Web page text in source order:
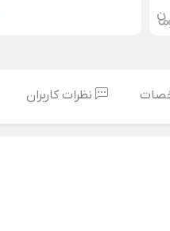
نظرات کاربران